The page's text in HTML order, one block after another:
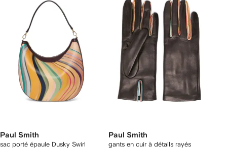
Paul Smith
sac porté épaule Dusky Swirl
Paul Smith
gants en cuir à détails rayés